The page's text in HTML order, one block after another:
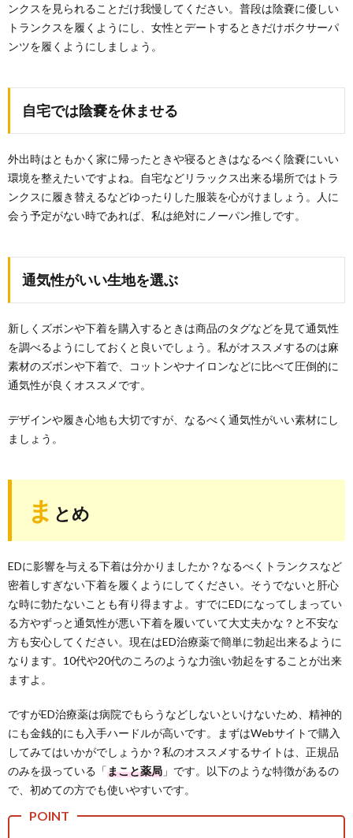
ンクスを見られることだけ我慢してください。普段は陰嚢に優しい
トランクスを履くようにし、女性とデートするときだけボクサーパ
ンツを履くようにしましょう。
自宅では陰嚢を休ませる
外出時はともかく家に帰ったときや寝るときはなるべく陰嚢にいい
環境を整えたいですよね。自宅などリラックス出来る場所ではトラ
ンクスに履き替えるなどゆったりした服装を心がけましょう。人に
会う予定がない時であれば、私は絶対にノーパン推しです。
通気性がいい生地を選ぶ
新しくズボンや下着を購入するときは商品のタグなどを見て通気性
を調べるようにしておくと良いでしょう。私がオススメするのは麻
素材のズボンや下着で、コットンやナイロンなどに比べて圧倒的に
通気性が良くオススメです。
デザインや履き心地も大切ですが、なるべく通気性がいい素材にし
ましょう。
ま とめ
EDに影響を与える下着は分かりましたか？なるべくトランクスなど
密着しすぎない下着を履くようにしてください。そうでないと肝心
な時に勃たないことも有り得ますよ。すでにEDになってしまってい
る方やずっと通気性が悪い下着を履いていて大丈夫かな？と不安な
方も安心してください。現在はED治療薬で簡単に勃起出来るように
なります。10代や20代のころのような力強い勃起をすることが出来
ますよ。
ですがED治療薬は病院でもらうなどしないといけないため、精神的
にも金銭的にも入手ハードルが高いです。まずはWebサイトで購入
してみてはいかがでしょうか？私のオススメするサイトは、正規品
のみを扱っている「まこと薬局 」です。以下のような特徴があるの
で、初めての方でも使いやすいです。